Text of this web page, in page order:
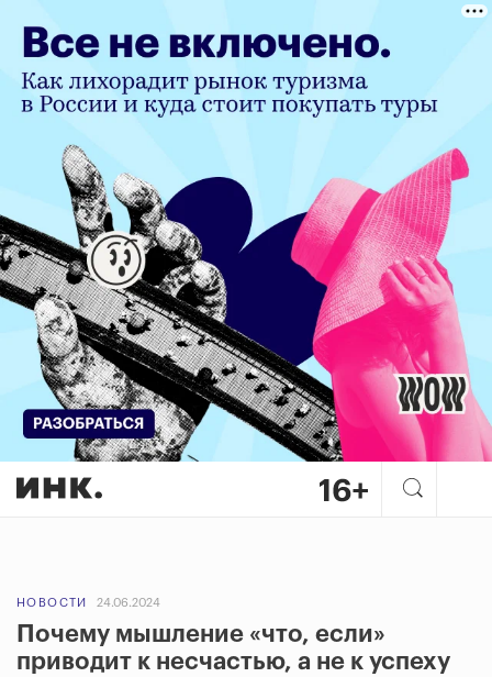
НОВОСТИ 24.06.2024
Почему мышление «что, если»
приводит к несчастью, а не к успеху